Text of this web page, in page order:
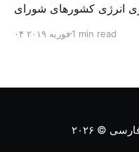
انرژی کشورهای شورای
و گاز در این کنفرانس
۰۴ فوریه ۲۰۱۹1 min read
© ۲۰۲۶